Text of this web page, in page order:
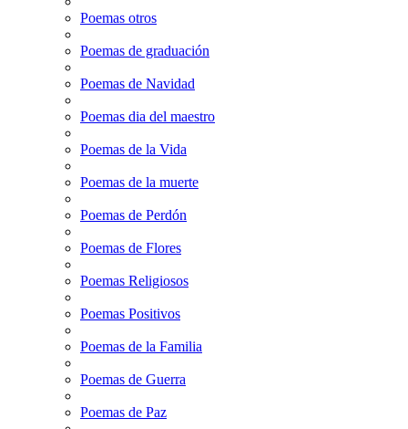
Poemas otros
Poemas de graduación
Poemas de Navidad
Poemas dia del maestro
Poemas de la Vida
Poemas de la muerte
Poemas de Perdón
Poemas de Flores
Poemas Religiosos
Poemas Positivos
Poemas de la Familia
Poemas de Guerra
Poemas de Paz